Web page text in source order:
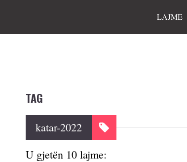
LAJME
TAG
katar-2022
U gjetën 10 lajme: